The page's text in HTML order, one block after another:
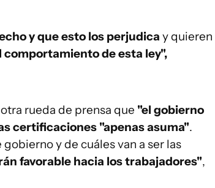
y que esto los perjudica y quieren
comportamiento de esta ley",
rueda de prensa que "el gobierno
certificaciones "apenas asuma".
y de cuáles van a ser las
favorable hacia los trabajadores",